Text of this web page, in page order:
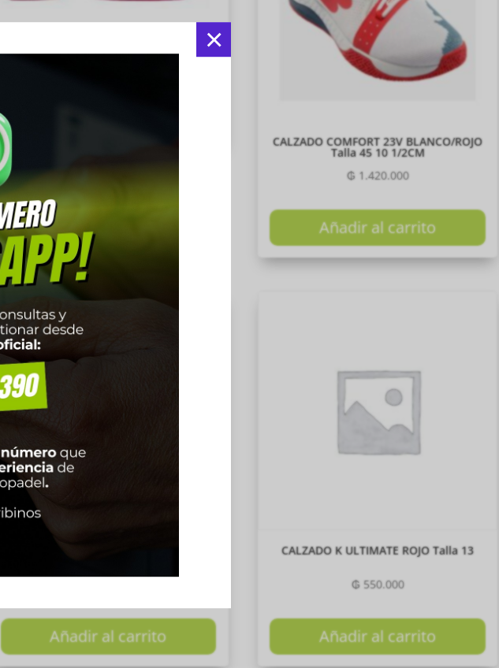
×
CALZADO ACE PLUS W NEGRO/LILA Talla
CALZADO COMFORT 23V BLANCO/ROJO
Talla 45 10 1/2CM
₲1.420.000
Añadir al carrito
CALZADO K ULTIMATE ROJO Talla 12
Añadir al carrito
CALZADO K ULTIMATE ROJO Talla 13
₲550.000
Añadir al carrito